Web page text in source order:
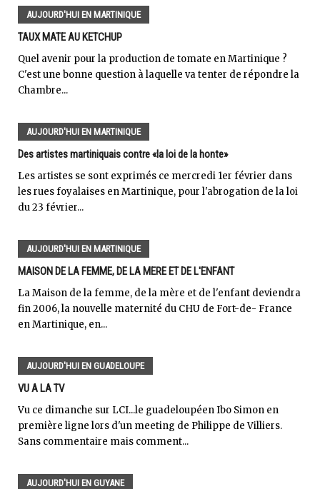
AUJOURD'HUI EN MARTINIQUE
TAUX MATE AU KETCHUP
Quel avenir pour la production de tomate en Martinique ?
C'est une bonne question à laquelle va tenter de répondre la
Chambre...
AUJOURD'HUI EN MARTINIQUE
Des artistes martiniquais contre «la loi de la honte»
Les artistes se sont exprimés ce mercredi 1er février dans
les rues foyalaises en Martinique, pour l'abrogation de la loi
du 23 février...
AUJOURD'HUI EN MARTINIQUE
MAISON DE LA FEMME, DE LA MERE ET DE L'ENFANT
La Maison de la femme, de la mère et de l'enfant deviendra
fin 2006, la nouvelle maternité du CHU de Fort-de- France
en Martinique, en...
AUJOURD'HUI EN GUADELOUPE
VU A LA TV
Vu ce dimanche sur LCI...le guadeloupéen Ibo Simon en
première ligne lors d'un meeting de Philippe de Villiers.
Sans commentaire mais comment...
AUJOURD'HUI EN GUYANE